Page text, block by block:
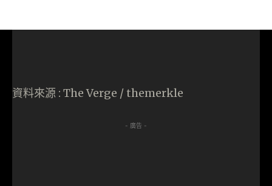
資料來源 : The Verge / themerkle
- 廣告 -